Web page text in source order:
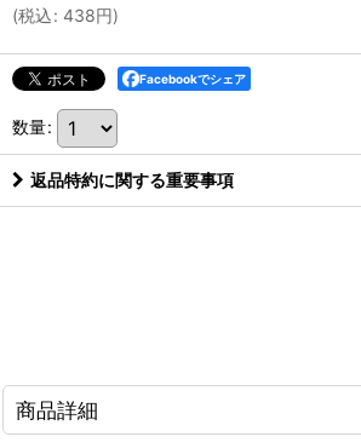
(税込: 438円)
Facebookでシェア
数量:
返品特約に関する重要事項
商品詳細